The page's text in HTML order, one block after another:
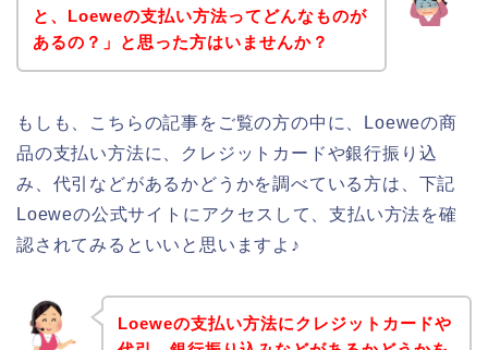
と、Loeweの支払い方法ってどんなものが
あるの？」と思った方はいませんか？
もしも、こちらの記事をご覧の方の中に、Loeweの商
品の支払い方法に、クレジットカードや銀行振り込
み、代引などがあるかどうかを調べている方は、下記
Loeweの公式サイトにアクセスして、支払い方法を確
認されてみるといいと思いますよ♪
Loeweの支払い方法にクレジットカードや